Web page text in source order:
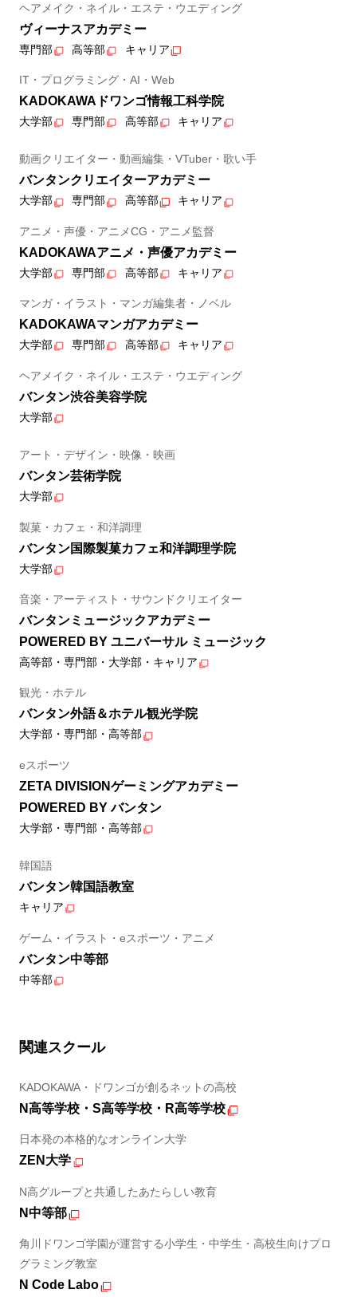
ヘアメイク・ネイル・エステ・ウエディング
ヴィーナスアカデミー
専門部 高等部 キャリア
IT・プログラミング・AI・Web
KADOKAWAドワンゴ情報工科学院
大学部 専門部 高等部 キャリア
動画クリエイター・動画編集・VTuber・歌い手
バンタンクリエイターアカデミー
大学部 専門部 高等部 キャリア
アニメ・声優・アニメCG・アニメ監督
KADOKAWAアニメ・声優アカデミー
大学部 専門部 高等部 キャリア
マンガ・イラスト・マンガ編集者・ノベル
KADOKAWAマンガアカデミー
大学部 専門部 高等部 キャリア
ヘアメイク・ネイル・エステ・ウエディング
バンタン渋谷美容学院
大学部
アート・デザイン・映像・映画
バンタン芸術学院
大学部
製菓・カフェ・和洋調理
バンタン国際製菓カフェ和洋調理学院
大学部
音楽・アーティスト・サウンドクリエイター
バンタンミュージックアカデミー
POWERED BY ユニバーサル ミュージック
高等部・専門部・大学部・キャリア
観光・ホテル
バンタン外語＆ホテル観光学院
大学部・専門部・高等部
eスポーツ
ZETA DIVISIONゲーミングアカデミー
POWERED BY バンタン
大学部・専門部・高等部
韓国語
バンタン韓国語教室
キャリア
ゲーム・イラスト・eスポーツ・アニメ
バンタン中等部
中等部
関連スクール
KADOKAWA・ドワンゴが創るネットの高校
N高等学校・S高等学校・R高等学校
日本発の本格的なオンライン大学
ZEN大学
N高グループと共通したあたらしい教育
N中等部
角川ドワンゴ学園が運営する小学生・中学生・高校生向けプロ
グラミング教室
N Code Labo